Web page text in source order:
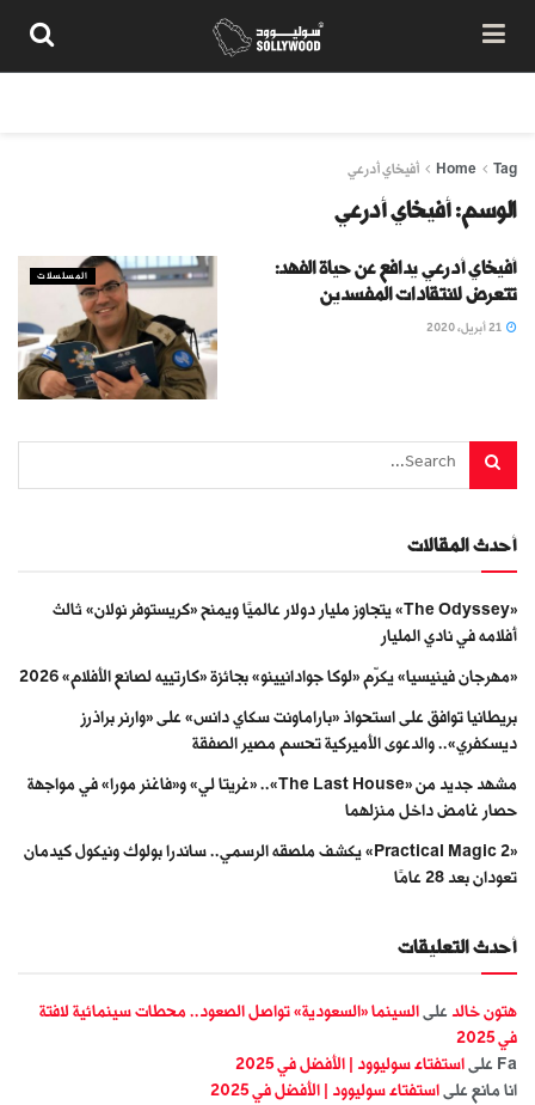
Home Tag أفيخاي أدرعي
الوسم:أفيخاي أدرعي
المسلسلات
أفيخاي أدرعي يدافع عن حياة الفهد:
تتعرض لانتقادات المفسدين
أحدث المقالات
«The Odyssey» يتجاوز مليار دولار عالميًا ويمنح «كريستوفر نولان» ثالث
أفلامه في نادي المليار
«مهرجان فينيسيا» يكرّم «لوكا جوادانيينو» بجائزة «كارتييه لصانع الأفلام» 2026
بريطانيا توافق على استحواذ «باراماونت سكاي دانس» على «وارنر براذرز
ديسكفري».. والدعوى الأميركية تحسم مصير الصفقة
مشهد جديد من «The Last House».. «غريتا لي» و«فاغنر مورا» في مواجهة
حصار غامض داخل منزلهما
«Practical Magic 2» يكشف ملصقه الرسمي.. ساندرا بولوك ونيكول كيدمان
تعودان بعد 28 عامًا
أحدث التعليقات
هتون خالد على السينما «السعودية» تواصل الصعود.. محطات سينمائية لافتة
في 2025
Fa على استفتاء سوليوود | الأفضل في 2025
انا مانع على استفتاء سوليوود | الأفضل في 2025